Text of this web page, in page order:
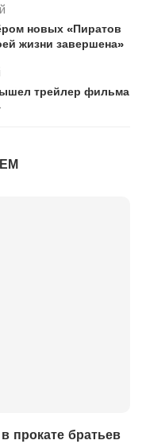
новых «Пиратов
жизни завершена»
трейлер фильма
прокате братьев